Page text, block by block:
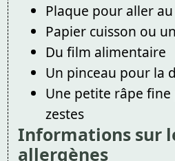
Plaque pour aller
Papier cuisson ou
Du film alimentaire
Un pinceau pour la
Une petite râpe
zestes
Informations sur
allergènes